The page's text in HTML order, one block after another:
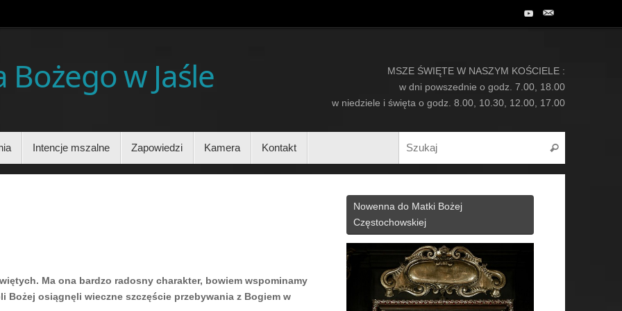
Bożego w Jaśle
MSZE ŚWIĘTE W NASZYM KOŚCIELE :
w dni powszednie o godz. 7.00, 18.00
w niedziele i święta o godz. 8.00, 10.30, 12.00, 17.00
Intencje mszalne Zapowiedzi Kamera Kontakt Szukaj
Ma ona bardzo radosny charakter, bowiem wspominamy
Bożej osiągnęli wieczne szczęście przebywania z Bogiem w
Nowenna do Matki Bożej
Częstochowskiej